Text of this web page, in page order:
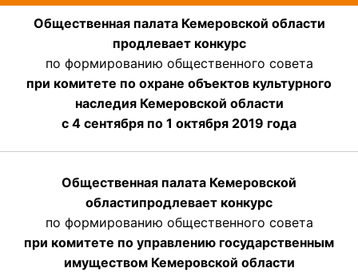
Общественная палата Кемеровской области
продлевает конкурс
по формированию общественного совета
при комитете по охране объектов культурного
наследия Кемеровской области
с 4 сентября по 1 октября 2019 года
Общественная палата Кемеровской
областипродлевает конкурс
по формированию общественного совета
при комитете по управлению государственным
имуществом Кемеровской области